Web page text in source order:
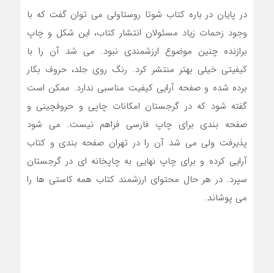
در پایان در باره کتاب شوتا روستاولی می توان گفت که با
وجود زحمات زیاد مسئولان انتشار کتاب، این شکل و چاپ
برازنده چنین موضوع ارزشمندی نبود. می شد آن را با
کیفیتی خیلی بهتر منتشر کرد. رنگ روی جلد، حروف بکار
برده شده و صفحه آرایی کیفیت مناسبی ندارد. ممکن است
گفته شود که در گرجستان امکانات چاپی و حروفچینی و
صفحه بندی برای چاپ فارسی فراهم نیست. می شود
پذیرفت ولی می شد آن را در تهران صفحه بندی و کتاب
آرایی کرده و برای چاپ نهایی به چاپخانه ای در گرجستان
سپرد. در هر حال محتوای ارزشمند کتاب همه کاستی ها را
می پوشاند.